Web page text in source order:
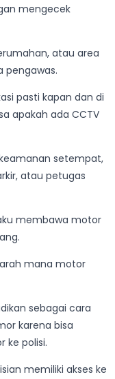
mengecek
atau area
pengawas.
pasti kapan dan di
apakah ada CCTV
setempat,
atau petugas
membawa motor
mana motor
sebagai cara
karena bisa
ke polisi.
memiliki akses ke